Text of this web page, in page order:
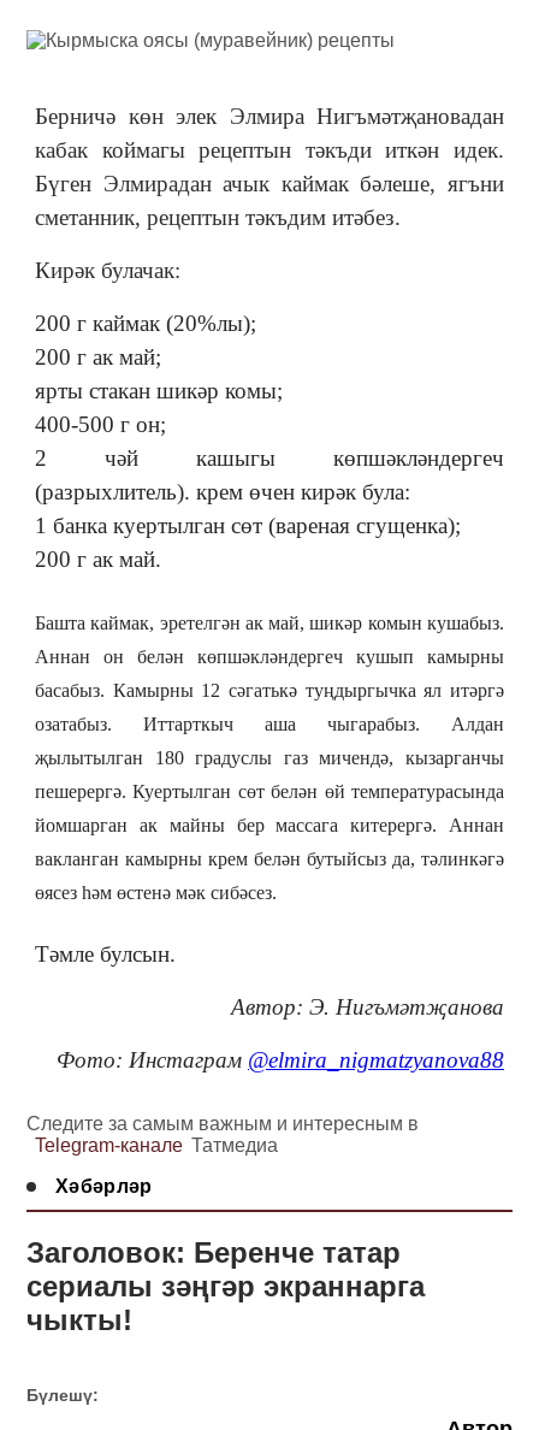
Берничә көн элек Элмира Нигъмәтҗановадан
кабак коймагы рецептын тәкъди иткән идек.
Бүген Элмирадан ачык каймак бәлеше, ягъни
сметанник, рецептын тәкъдим итәбез.
Кирәк булачак:
200 г каймак (20%лы);
200 г ак май;
ярты стакан шикәр комы;
400-500 г он;
2 чәй кашыгы көпшәкләндергеч
(разрыхлитель). крем өчен кирәк була:
1 банка куертылган сөт (вареная сгущенка);
200 г ак май.
Башта каймак, эретелгән ак май, шикәр комын кушабыз.
Аннан он белән көпшәкләндергеч кушып камырны
басабыз. Камырны 12 сәгатькә туңдыргычка ял итәргә
озатабыз. Иттарткыч аша чыгарабыз. Алдан
җылытылган 180 градуслы газ мичендә, кызарганчы
пешерергә.Куертылган сөт белән өй температурасында
йомшарган ак майны бер массага китерергә. Аннан
вакланган камырны крем белән бутыйсыз да, тәлинкәгә
өясез һәм өстенә мәк сибәсез.
Тәмле булсын.
Автор: Э. Нигъмәтҗанова
Фото: Инстаграм @elmira_nigmatzyanova88
Следите за самым важным и интересным в
Telegram-канале Татмедиа
Хәбәрләр
Заголовок: Беренче татар
сериалы зәңгәр экраннарга
чыкты!
Бүлешү: